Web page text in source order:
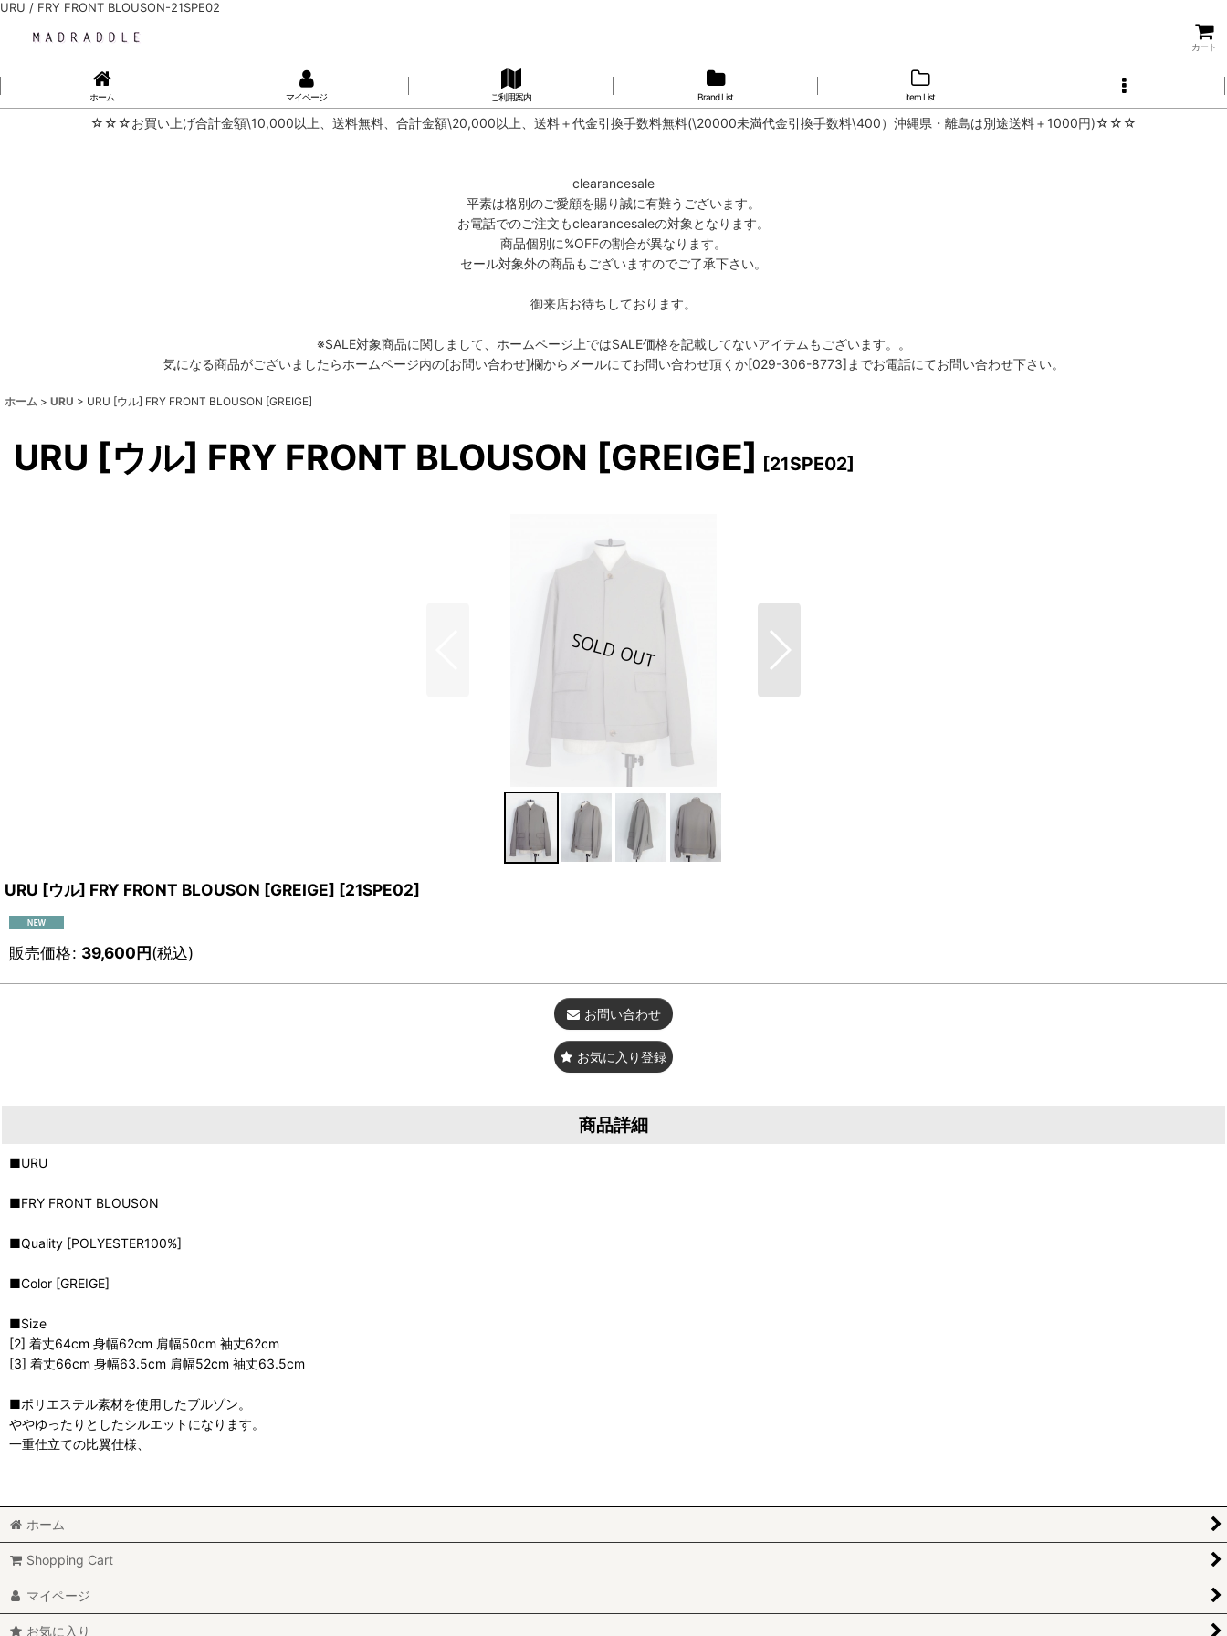
URU / FRY FRONT BLOUSON-21SPE02
カート
ホーム マイページ ご利用案内 Brand List item List
☆☆☆お買い上げ合計金額\10,000以上、送料無料、合計金額\20,000以上、送料＋代金引換手数料無料(\20000未満代金引換手数料\400）沖縄県・離島は別途送料＋1000円)☆☆☆
clearancesale
平素は格別のご愛顧を賜り誠に有難うございます。
お電話でのご注文もclearancesaleの対象となります。
商品個別に%OFFの割合が異なります。
セール対象外の商品もございますのでご了承下さい。
御来店お待ちしております。
※SALE対象商品に関しまして、ホームページ上ではSALE価格を記載してないアイテムもございます。。
気になる商品がございましたらホームページ内の[お問い合わせ]欄からメールにてお問い合わせ頂くか[029-306-8773]までお電話にてお問い合わせ下さい。
ホーム > URU > URU [ウル] FRY FRONT BLOUSON [GREIGE]
URU [ウル] FRY FRONT BLOUSON [GREIGE] [21SPE02]
URU [ウル] FRY FRONT BLOUSON [GREIGE] [21SPE02]
販売価格: 39,600円(税込)
お問い合わせ
お気に入り登録
商品詳細
■URU
■FRY FRONT BLOUSON
■Quality [POLYESTER100%]
■Color [GREIGE]
■Size
[2] 着丈64cm 身幅62cm 肩幅50cm 袖丈62cm
[3] 着丈66cm 身幅63.5cm 肩幅52cm 袖丈63.5cm
■ポリエステル素材を使用したブルゾン。
ややゆったりとしたシルエットになります。
一重仕立ての比翼仕様、
ホーム
Shopping Cart
マイページ
お気に入り